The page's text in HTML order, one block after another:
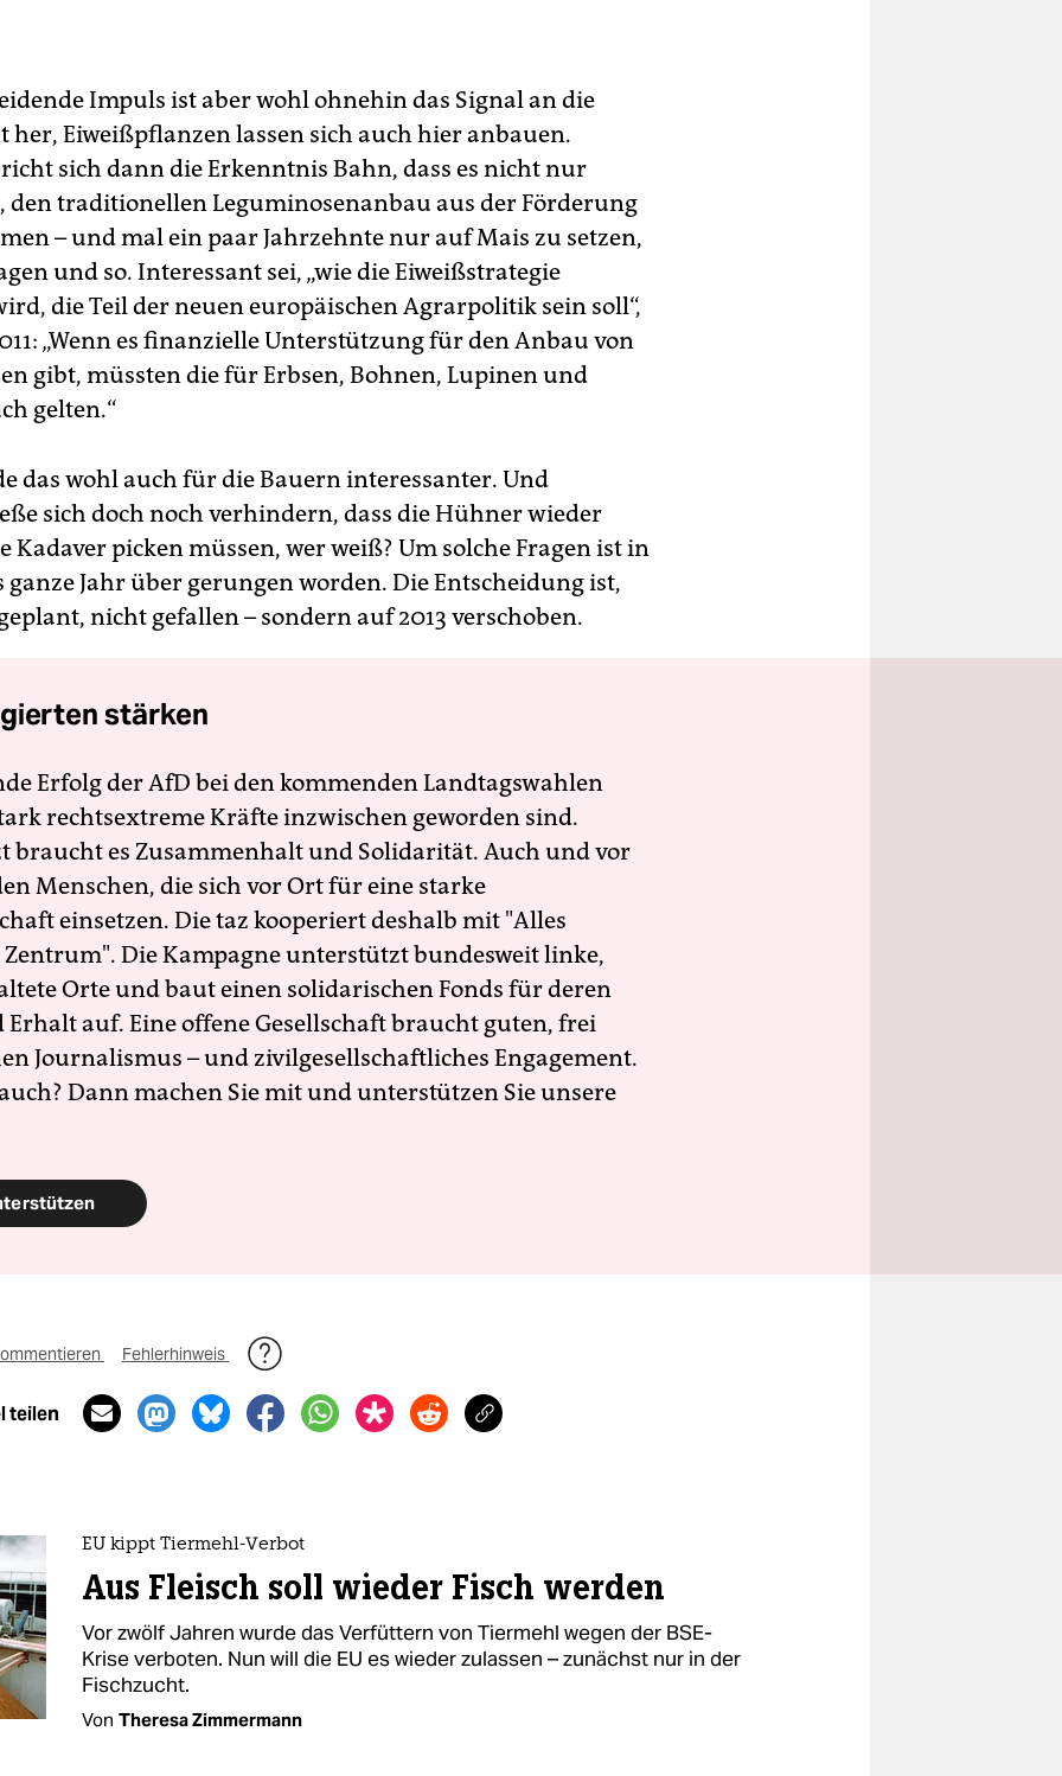
Impuls ist aber wohl ohnehin das Signal an die
her, Eiweißpflanzen lassen sich auch hier anbauen.
sich dann die Erkenntnis Bahn, dass es nicht nur
den traditionellen Leguminosenanbau aus der Förderung
– und mal ein paar Jahrzehnte nur auf Mais zu setzen,
und so. Interessant sei, „wie die Eiweißstrategie
die Teil der neuen europäischen Agrarpolitik sein soll“,
„Wenn es finanzielle Unterstützung für den Anbau von
gibt, müssten die für Erbsen, Bohnen, Lupinen und
gelten.“
das wohl auch für die Bauern interessanter. Und
sich doch noch verhindern, dass die Hühner wieder
Kadaver picken müssen, wer weiß? Um solche Fragen ist in
ganze Jahr über gerungen worden. Die Entscheidung ist,
nicht gefallen – sondern auf 2013 verschoben.
stärken
Erfolg der AfD bei den kommenden Landtagswahlen
rechtsextreme Kräfte inzwischen geworden sind.
braucht es Zusammenhalt und Solidarität. Auch und vor
Menschen, die sich vor Ort für eine starke
einsetzen. Die taz kooperiert deshalb mit "Alles
Die Kampagne unterstützt bundesweit linke,
Orte und baut einen solidarischen Fonds für deren
Erhalt auf. Eine offene Gesellschaft braucht guten, frei
Journalismus – und zivilgesellschaftliches Engagement.
Dann machen Sie mit und unterstützen Sie unsere
Fehlerhinweis
teilen
EU kippt Tiermehl-Verbot
Aus Fleisch soll wieder Fisch werden
Vor zwölf Jahren wurde das Verfüttern von Tiermehl wegen der BSE-
Krise verboten. Nun will die EU es wieder zulassen – zunächst nur in der
Fischzucht.
Von Theresa Zimmermann